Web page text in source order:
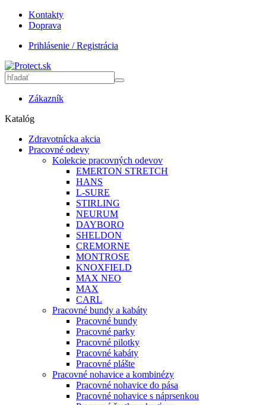
Kontakty
Doprava
Prihlásenie / Registrácia
Zákazník
Katalóg
Zdravotnícka akcia
Pracovné odevy
Kolekcie pracovných odevov
EMERTON STRETCH
HANS
L-SURE
STIRLING
NEURUM
DAYBORO
SHELDON
CREMORNE
MONTROSE
KNOXFIELD
MAX NEO
MAX
CARL
Pracovné bundy a kabáty
Pracovné bundy
Pracovné parky
Pracovné pilotky
Pracovné kabáty
Pracovné plášte
Pracovné nohavice a kombinézy
Pracovné nohavice do pása
Pracovné nohavice s náprsenkou